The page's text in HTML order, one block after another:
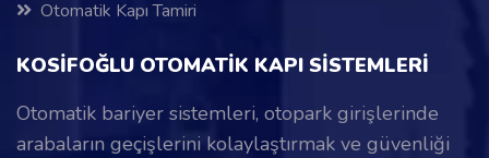
Otomatik Kapı Tamiri
KOSİFOĞLU OTOMATİK KAPI SİSTEMLERİ
Otomatik bariyer sistemleri, otopark girişlerinde
arabaların geçişlerini kolaylaştırmak ve güvenliği